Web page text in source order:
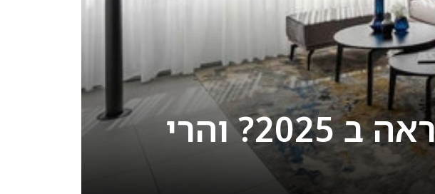
רוצה לדעת איך הבית שלך יראה ב 2025? והרי